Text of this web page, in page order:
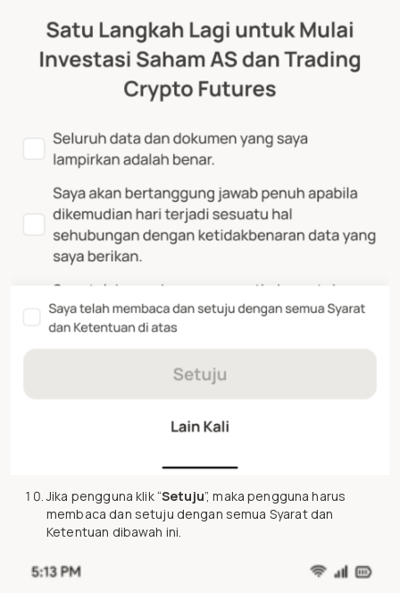
Jika pengguna klik “Setuju”, maka pengguna harus
membaca dan setuju dengan semua Syarat dan
Ketentuan dibawah ini.